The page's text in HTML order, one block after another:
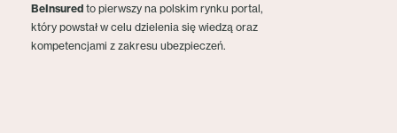
BeInsured to pierwszy na polskim rynku portal,
który powstał w celu dzielenia się wiedzą oraz
kompetencjami z zakresu ubezpieczeń.